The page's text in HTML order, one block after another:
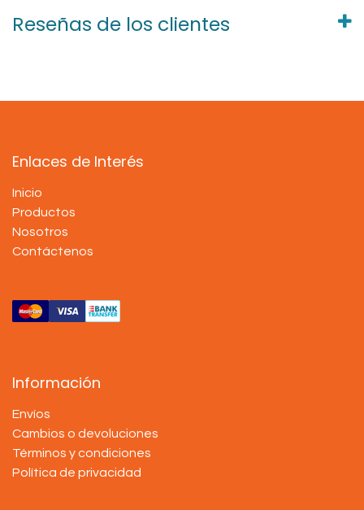
Reseñas de los clientes
Enlaces de Interés
Inicio
Productos
Nosotros
Contáctenos
Información
Envíos
Cambios o devoluciones
Términos y condiciones
Política de privacidad